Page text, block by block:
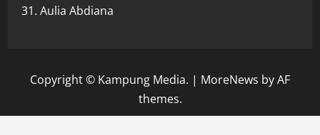
31. Aulia Abdiana
Copyright © Kampung Media. | MoreNews by AF
themes.